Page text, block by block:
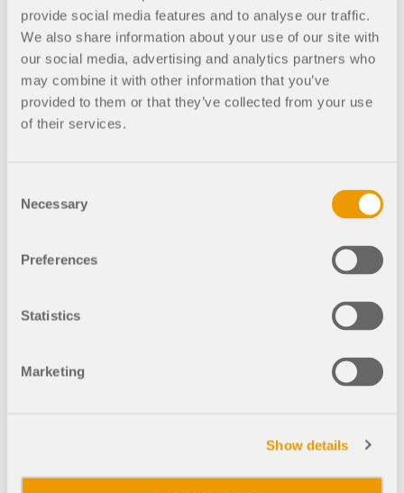
provide social media features and to analyse our traffic.
We also share information about your use of our site with
our social media, advertising and analytics partners who
may combine it with other information that you’ve
provided to them or that they’ve collected from your use
of their services.
Selection
Necessary
Preferences
Statistics
Marketing
Show details
ng Ihres Arbeitsablaufs
Geo-Zonen-Tool
einfach ermitteln. Unsere interaktiven
Lastzonenkarten, die auf Google basieren, liefern